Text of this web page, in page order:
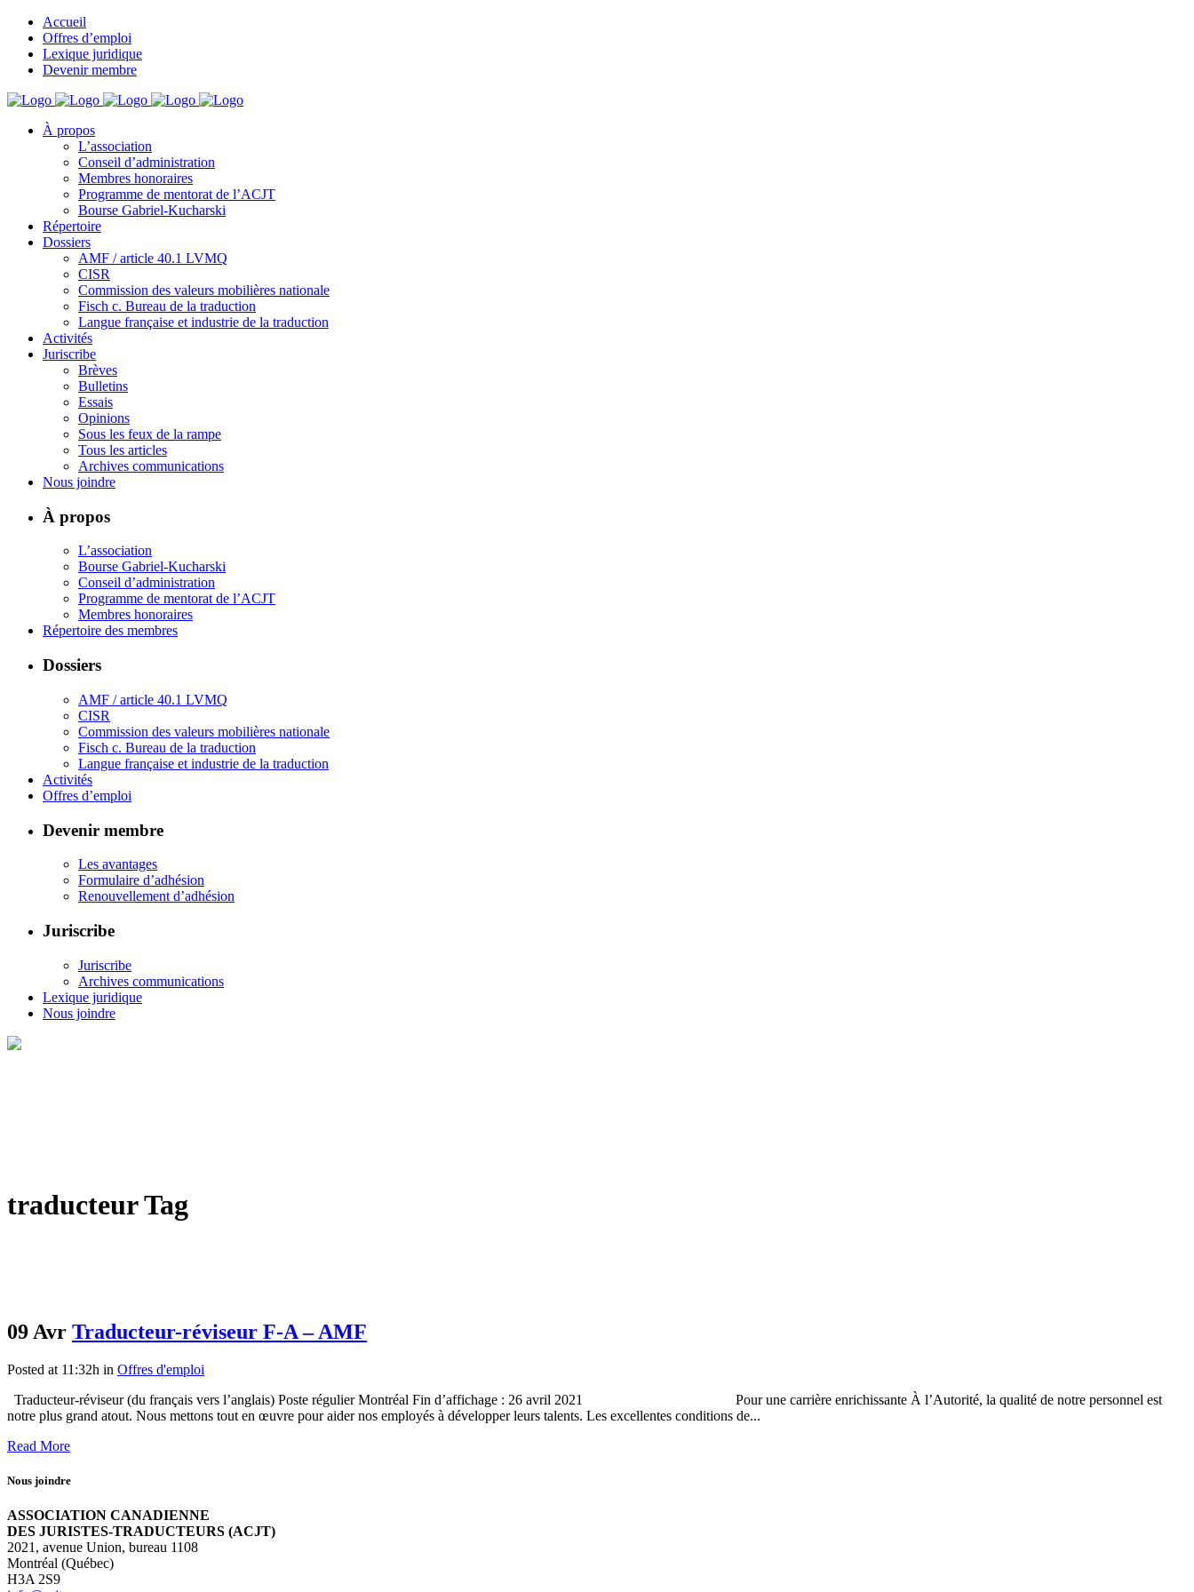
Accueil
Offres d’emploi
Lexique juridique
Devenir membre
À propos
L’association
Conseil d’administration
Membres honoraires
Programme de mentorat de l’ACJT
Bourse Gabriel-Kucharski
Répertoire
Dossiers
AMF / article 40.1 LVMQ
CISR
Commission des valeurs mobilières nationale
Fisch c. Bureau de la traduction
Langue française et industrie de la traduction
Activités
Juriscribe
Brèves
Bulletins
Essais
Opinions
Sous les feux de la rampe
Tous les articles
Archives communications
Nous joindre
À propos
L’association
Bourse Gabriel-Kucharski
Conseil d’administration
Programme de mentorat de l’ACJT
Membres honoraires
Répertoire des membres
Dossiers
AMF / article 40.1 LVMQ
CISR
Commission des valeurs mobilières nationale
Fisch c. Bureau de la traduction
Langue française et industrie de la traduction
Activités
Offres d’emploi
Devenir membre
Les avantages
Formulaire d’adhésion
Renouvellement d’adhésion
Juriscribe
Juriscribe
Archives communications
Lexique juridique
Nous joindre
traducteur Tag
09 Avr Traducteur-réviseur F-A – AMF
Posted at 11:32h in Offres d'emploi
Traducteur-réviseur (du français vers l’anglais) Poste régulier Montréal Fin d’affichage : 26 avril 2021 Pour une carrière enrichissante À l’Autorité, la qualité de notre personnel est
notre plus grand atout. Nous mettons tout en œuvre pour aider nos employés à développer leurs talents. Les excellentes conditions de...
Read More
Nous joindre
ASSOCIATION CANADIENNE
DES JURISTES-TRADUCTEURS (ACJT)
2021, avenue Union, bureau 1108
Montréal (Québec)
H3A 2S9